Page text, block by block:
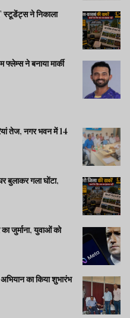
ने निकाला
ने बनाया मार्की
तेज, नगर भवन में 14
बुलाकर गला घोंटा,
जुर्माना, युवाओं को
का किया शुभारंभ